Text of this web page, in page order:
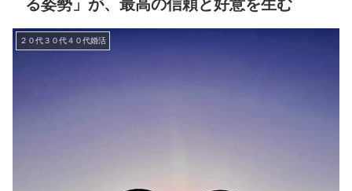
る姿勢」が、最高の信頼と好意を生む
２０代３０代４０代婚活